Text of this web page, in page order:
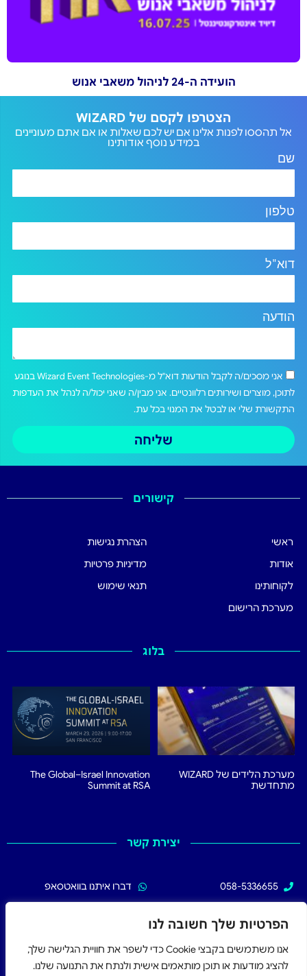
הפרטיות שלך חשובה לנו
אנו משתמשים בקבצי Cookie כדי לשפר את חוויית הגלישה שלך,
להציג מודעות או תוכן מותאמים אישית ולנתח את התנועה שלנו.
הועידה ה-24 לניהול משאבי אנוש
הצטרפו לקסם של WIZARD
אל תהססו לפנות אלינו אם יש לכם שאלות או אם אתם מעוניינים
במידע נוסף אודותינו
שם
טלפון
דוא"ל
הודעה
אני מסכים/ה לקבל הודעות דוא"ל מ-Wizard Event Technologies בנוגע
לתוכן, מוצרים ושירותים רלוונטיים. אני מבין/ה שאני יכול/ה לנהל את העדפות
התקשורת שלי או לבטל את המנוי בכל עת.
שליחה
קישורים
ראשי
אודות
לקוחותינו
מערכת הרישום
הצהרת נגישות
מדיניות פרטיות
תנאי שימוש
בלוג
מערכת הלידים של WIZARD
מתחדשת
The Global–Israel Innovation
Summit at RSA
יצירת קשר
058-5336655
דברו איתנו בוואטסאפ